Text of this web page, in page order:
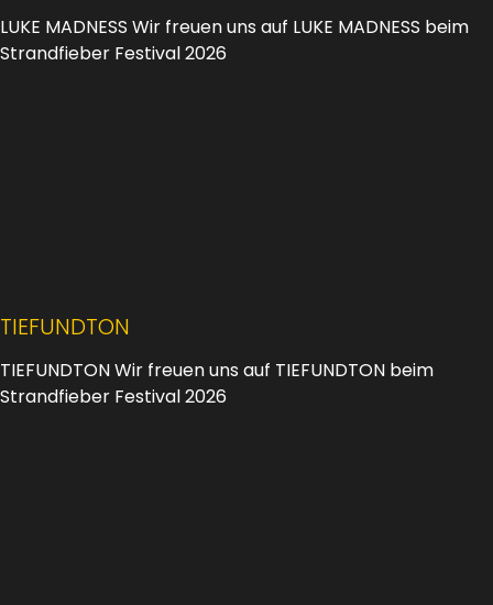
LUKE MADNESS Wir freuen uns auf LUKE MADNESS beim
Strandfieber Festival 2026
TIEFUNDTON
TIEFUNDTON Wir freuen uns auf TIEFUNDTON beim
Strandfieber Festival 2026